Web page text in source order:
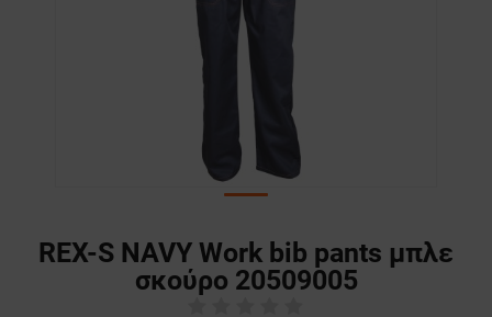
REX-S NAVY Work bib pants μπλε
σκούρο 20509005